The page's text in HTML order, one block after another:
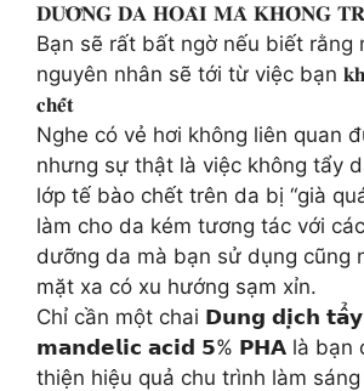
𝐃𝐔̛𝐎̛̃𝐍𝐆 𝐃𝐀 𝐇𝐎𝐀̀𝐈 𝐌𝐀̀ 𝐊𝐇𝐎̂𝐍𝐆
Bạn sẽ rất bất ngờ nếu biết rằng
nguyên nhân sẽ tới từ việc bạn
𝐜𝐡𝐞̂́𝐭
Nghe có vẻ hơi không liên quan
nhưng sự thật là việc không tẩy
lớp tế bào chết trên da bị “già
làm cho da kém tương tác với
dưỡng da mà bạn sử dụng cũng
mặt xa có xu hướng sạm xỉn.
Chỉ cần một chai 𝗗𝘂𝗻𝗴 𝗱𝗶̣𝗰𝗵
𝗺𝗮𝗻𝗱𝗲𝗹𝗶𝗰 𝗮𝗰𝗶𝗱 𝟱% 𝗣𝗛𝗔 là bạn
thiện hiệu quả chu trình làm